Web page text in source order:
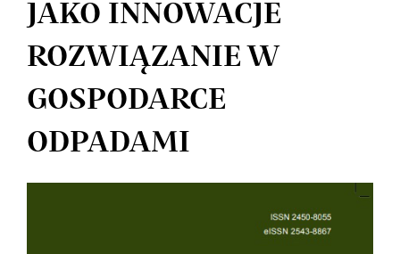
JAKO INNOWACJE
ROZWIĄZANIE W
GOSPODARCE
ODPADAMI